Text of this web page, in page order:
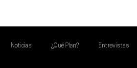
Noticias ¿Qué Plan? Entrevistas